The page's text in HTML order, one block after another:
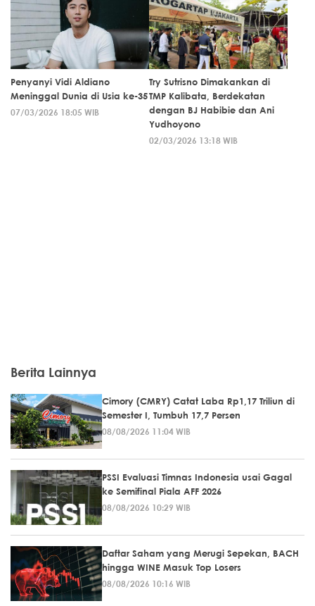
Penyanyi Vidi Aldiano
Meninggal Dunia di Usia ke-35
07/03/2026 18:05 WIB
Try Sutrisno Dimakankan di
TMP Kalibata, Berdekatan
dengan BJ Habibie dan Ani
Yudhoyono
02/03/2026 13:18 WIB
Berita Lainnya
Cimory (CMRY) Catat Laba Rp1,17 Triliun di
Semester I, Tumbuh 17,7 Persen
08/08/2026 11:04 WIB
PSSI Evaluasi Timnas Indonesia usai Gagal
ke Semifinal Piala AFF 2026
08/08/2026 10:29 WIB
Daftar Saham yang Merugi Sepekan, BACH
hingga WINE Masuk Top Losers
08/08/2026 10:16 WIB